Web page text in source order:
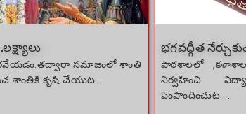
చేరవేయడం.తద్వారా సమాజంలో శాంతి
శాంతికి కృషి చేయుట..
భగవద్గీత
పాఠశాలలో
నిర్వహించి
పెంపొందించుట....